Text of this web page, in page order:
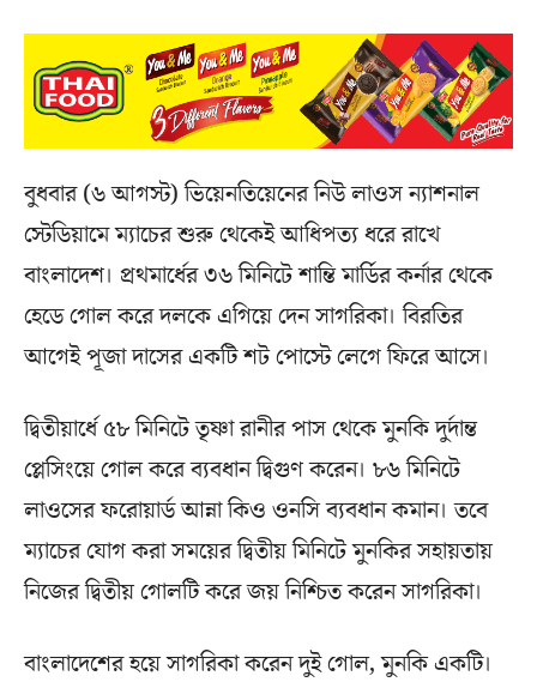
বুধবার (৬ আগস্ট) ভিয়েনতিয়েনের নিউ লাওস ন্যাশনাল
স্টেডিয়ামে ম্যাচের শুরু থেকেই আধিপত্য ধরে রাখে
বাংলাদেশ। প্রথমার্ধের ৩৬ মিনিটে শান্তি মার্ডির কর্নার থেকে
হেডে গোল করে দলকে এগিয়ে দেন সাগরিকা। বিরতির
আগেই পূজা দাসের একটি শট পোস্টে লেগে ফিরে আসে।
দ্বিতীয়ার্ধে ৫৮ মিনিটে তৃষ্ণা রানীর পাস থেকে মুনকি দুর্দান্ত
প্লেসিংয়ে গোল করে ব্যবধান দ্বিগুণ করেন। ৮৬ মিনিটে
লাওসের ফরোয়ার্ড আন্না কিও ওনসি ব্যবধান কমান। তবে
ম্যাচের যোগ করা সময়ের দ্বিতীয় মিনিটে মুনকির সহায়তায়
নিজের দ্বিতীয় গোলটি করে জয় নিশ্চিত করেন সাগরিকা।
বাংলাদেশের হয়ে সাগরিকা করেন দুই গোল, মুনকি একটি।